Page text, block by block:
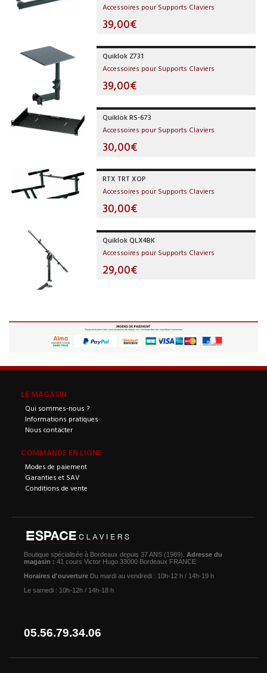
Accessoires pour Supports Claviers
39,00€
Quiklok Z731
Accessoires pour Supports Claviers
39,00€
Quiklok RS-673
Accessoires pour Supports Claviers
30,00€
RTX TRT XOP
Accessoires pour Supports Claviers
30,00€
Quiklok QLX4BK
Accessoires pour Supports Claviers
29,00€
LE MAGASIN
Qui sommes-nous ?
Informations pratiques
Nous contacter
COMMANDE EN LIGNE
Modes de paiement
Garanties et SAV
Conditions de vente
Boutique spécialisée à Bordeaux depuis 37 ANS (1989). Adresse du
magasin : 41 cours Victor Hugo 33000 Bordeaux FRANCE
Horaires d'ouverture Du mardi au vendredi : 10h-12 h / 14h-19 h
Le samedi : 10h-12h / 14h-18 h
05.56.79.34.06